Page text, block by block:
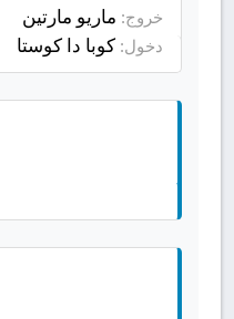
خروج: ماريو مارتين
دخول: كوبا دا كوستا